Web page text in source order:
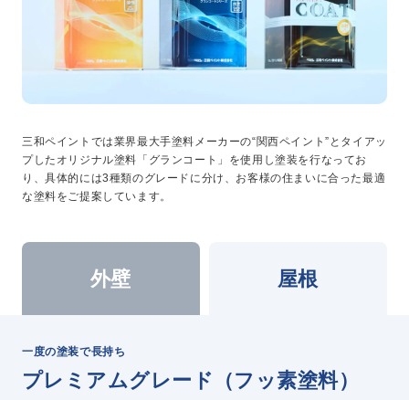
三和ペイントでは業界最大手塗料メーカーの“関西ペイント”とタイアッ
プしたオリジナル塗料「グランコート」を使用し塗装を行なってお
り、具体的には3種類のグレードに分け、お客様の住まいに合った最適
な塗料をご提案しています。
外壁 屋根
一度の塗装で長持ち
プレミアムグレード（フッ素塗料）